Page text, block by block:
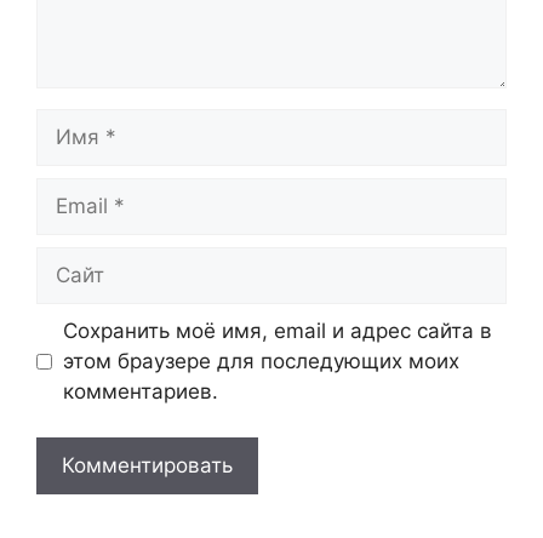
Сохранить моё имя, email и адрес сайта в
этом браузере для последующих моих
комментариев.